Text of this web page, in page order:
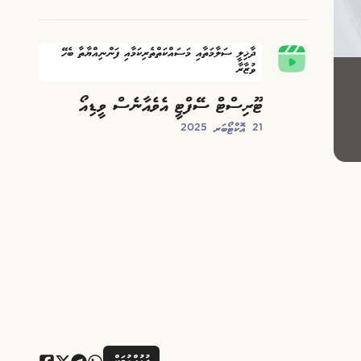
ދާޚިލީ ސަލާމަތާއި މަސައްކަތްތެރިކަމާއި ފަންނިއްޔާތާ ބެހޭ
ވުޒާރާ
ޓޫރިސްޓް ސޭފްޓީ އެވެއާނެސް ވީޑިއޯ
21 އޮކްޓޯބަރ 2025